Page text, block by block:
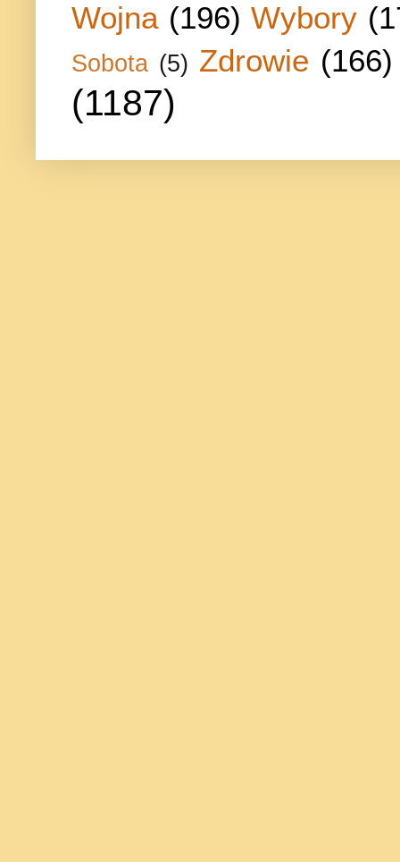
Wojna (196) Wybory
Sobota (5) Zdrowie (166)
(1187)